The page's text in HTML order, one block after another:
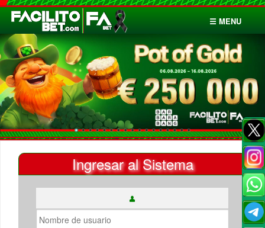
☰ MENU
Inicio
Apuestas
Cuentas
Ingresar al Sistema